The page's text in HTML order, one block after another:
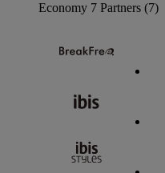
Economy 7 Partners (7)